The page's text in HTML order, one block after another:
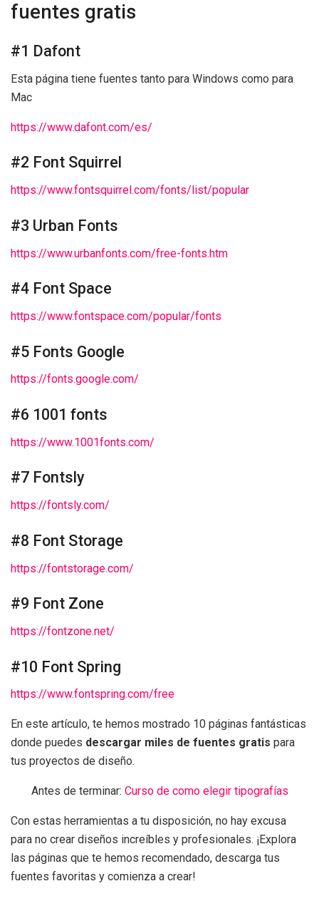
fuentes gratis
#1 Dafont
Esta página tiene fuentes tanto para Windows como para
Mac
https://www.dafont.com/es/
#2 Font Squirrel
https://www.fontsquirrel.com/fonts/list/popular
#3 Urban Fonts
https://www.urbanfonts.com/free-fonts.htm
#4 Font Space
https://www.fontspace.com/popular/fonts
#5 Fonts Google
https://fonts.google.com/
#6 1001 fonts
https://www.1001fonts.com/
#7 Fontsly
https://fontsly.com/
#8 Font Storage
https://fontstorage.com/
#9 Font Zone
https://fontzone.net/
#10 Font Spring
https://www.fontspring.com/free
En este artículo, te hemos mostrado 10 páginas fantásticas
donde puedes descargar miles de fuentes gratis para
tus proyectos de diseño.
Antes de terminar: Curso de como elegir tipografías
Con estas herramientas a tu disposición, no hay excusa
para no crear diseños increíbles y profesionales. ¡Explora
las páginas que te hemos recomendado, descarga tus
fuentes favoritas y comienza a crear!